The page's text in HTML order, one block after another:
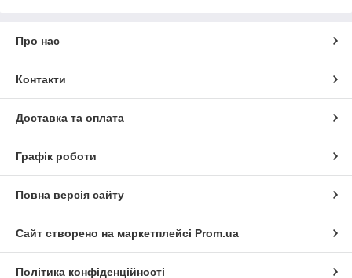
Про нас
Контакти
Доставка та оплата
Графік роботи
Повна версія сайту
Сайт створено на маркетплейсі Prom.ua
Політика конфіденційності